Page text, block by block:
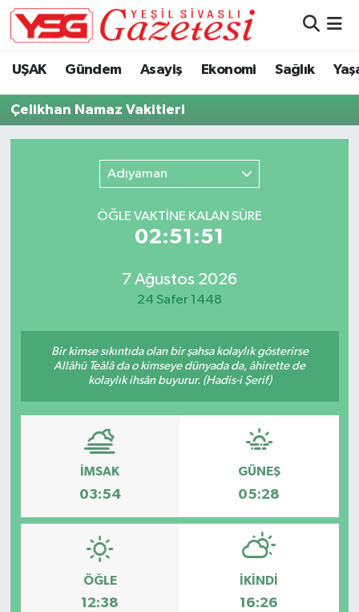
UŞAK Gündem Asayiş Ekonomi Sağlık
Çelikhan Namaz Vakitleri
Adıyaman
ÖĞLE VAKTİNE KALAN SÜRE
02:51:51
7 Ağustos 2026
24 Safer 1448
Bir kimse sıkıntıda olan bir şahsa kolaylık gösterirse
Allâhü Teâlâ da o kimseye dünyada da, âhirette de
kolaylık ihsân buyurur. (Hadis-i Şerif)
İMSAK
03:54
GÜNEŞ
05:28
ÖĞLE
12:38
İKINDI
16:26
Hava Durumu
Namaz Vakitleri
Trafik Durumu
Süper Lig Puan Durumu ve Fikstür
Son Dakika Haberleri
Haber Arşivi